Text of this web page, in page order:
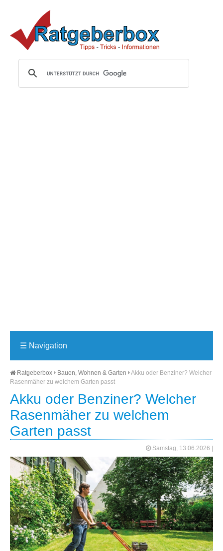
☰ Navigation
Ratgeberbox Bauen, Wohnen & Garten
Akku oder Benziner? Welcher
Rasenmäher zu welchem Garten passt
Akku oder Benziner? Welcher
Rasenmäher zu welchem
Garten passt
Samstag, 13.06.2026